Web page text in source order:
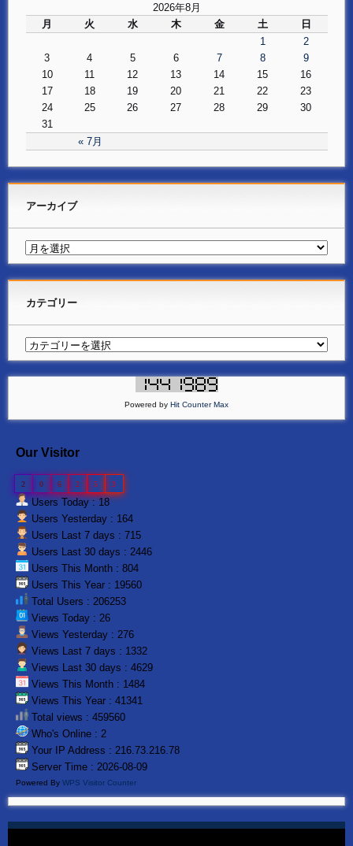
2026年8月
月
火 水 木 金 土 日
« 7月
1
2
3
4 5 6 7 8
9
10
11 12 13 14 15
16
17
18 19 20 21 22
23
24
25 26 27 28 29
30
31
アーカイブ
カテゴリー
Powered by Hit Counter Max
Our Visitor
2 0 6 2 5 3
Users Today : 18
Users Yesterday : 164
Users Last 7 days : 715
Users Last 30 days : 2446
Users This Month : 804
Users This Year : 19560
Total Users : 206253
Views Today : 26
Views Yesterday : 276
Views Last 7 days : 1332
Views Last 30 days : 4629
Views This Month : 1484
Views This Year : 41341
Total views : 459560
Who's Online : 2
Your IP Address : 216.73.216.78
Server Time : 2026-08-09
Powered By WPS Visitor Counter